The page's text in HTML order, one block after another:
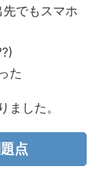
でもスマホ
た
ました。
点